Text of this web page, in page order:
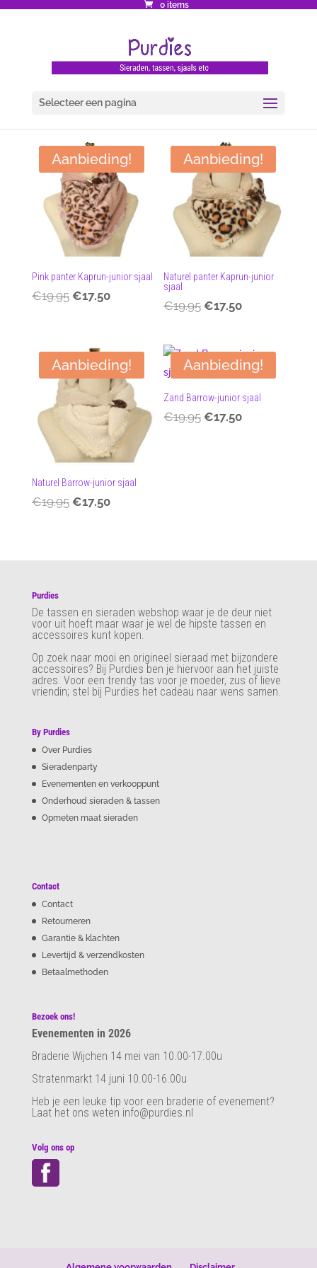
0 items
Selecteer een pagina
Aanbieding!
Pink panter Kaprun-junior sjaal
€19.95 Oorspronkelijke
€19.95.
€17.50Huidige
€17.50.
Aanbieding!
Naturel panter Kaprun-junior
sjaal
€19.95 Oorspronkelijke
€19.95.
€17.50Huidige
€17.50.
Aanbieding!
Naturel Barrow-junior sjaal
€19.95 Oorspronkelijke
€17.50Huidige
Aanbieding!
Zand Barrow-junior sjaal
€19.95 Oorspronkelijke
€17.50Huidige
Purdies
De tassen en sieraden webshop waar je de deur niet
voor uit hoeft maar waar je wel de hipste tassen en
accessoires kunt kopen.
Op zoek naar mooi en origineel sieraad met bijzondere
accessoires? Bij Purdies ben je hiervoor aan het juiste
adres. Voor een trendy tas voor je moeder, zus of lieve
vriendin; stel bij Purdies het cadeau naar wens samen.
By Purdies
Over Purdies
Sieradenparty
Evenementen en verkooppunt
Onderhoud sieraden & tassen
Opmeten maat sieraden
Contact
Contact
Retourneren
Garantie & klachten
Levertijd & verzendkosten
Betaalmethoden
Bezoek ons!
Evenementen in 2026
Braderie Wijchen 14 mei van 10.00-17.00u
Stratenmarkt 14 juni 10.00-16.00u
Heb je een leuke tip voor een braderie of evenement?
Laat het ons weten info@purdies.nl
Volg ons op